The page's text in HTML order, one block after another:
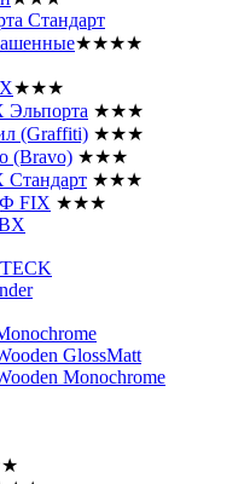
Стандарт
★★★★
★★★
★★★
(Graffiti) ★★★
(Bravo) ★★★
★★★
FIX ★★★
GlossMatt
Monochrome